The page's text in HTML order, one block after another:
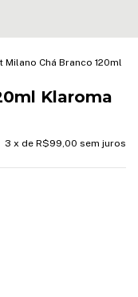
Milano Chá Branco 120ml
Klaroma
3 x de R$99,00 sem juros